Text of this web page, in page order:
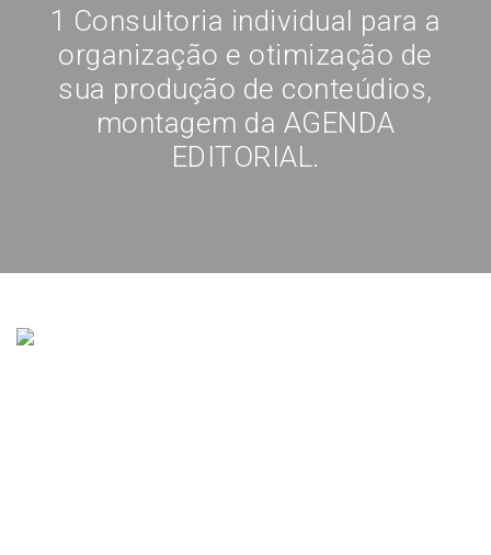
1 Consultoria individual para a
organização e otimização de
sua produção de conteúdios,
montagem da AGENDA
EDITORIAL.